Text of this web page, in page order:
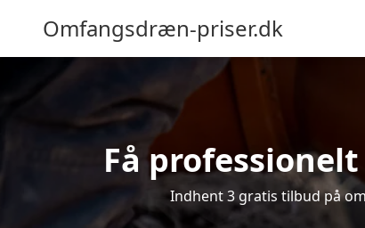
Omfangsdræn-priser.dk
Få
Indhent 3 gratis tilbud på